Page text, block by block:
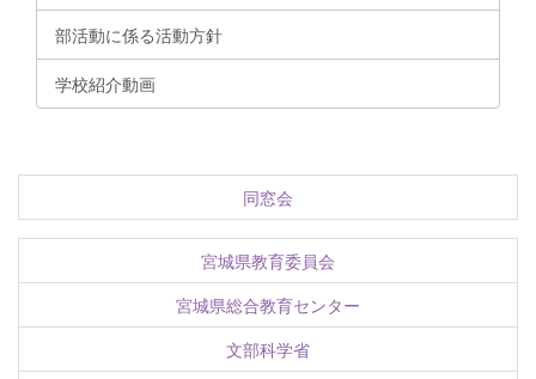
部活動に係る活動方針
学校紹介動画
同窓会
宮城県教育委員会
宮城県総合教育センター
文部科学省